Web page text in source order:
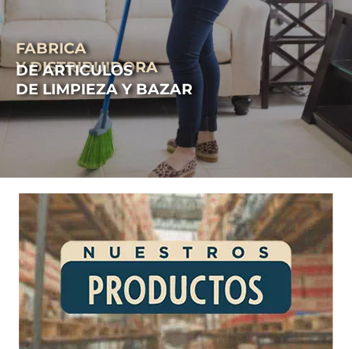
FABRICA
Y DISTRIBUIDORA
DE ARTICULOS
DE LIMPIEZA Y BAZAR